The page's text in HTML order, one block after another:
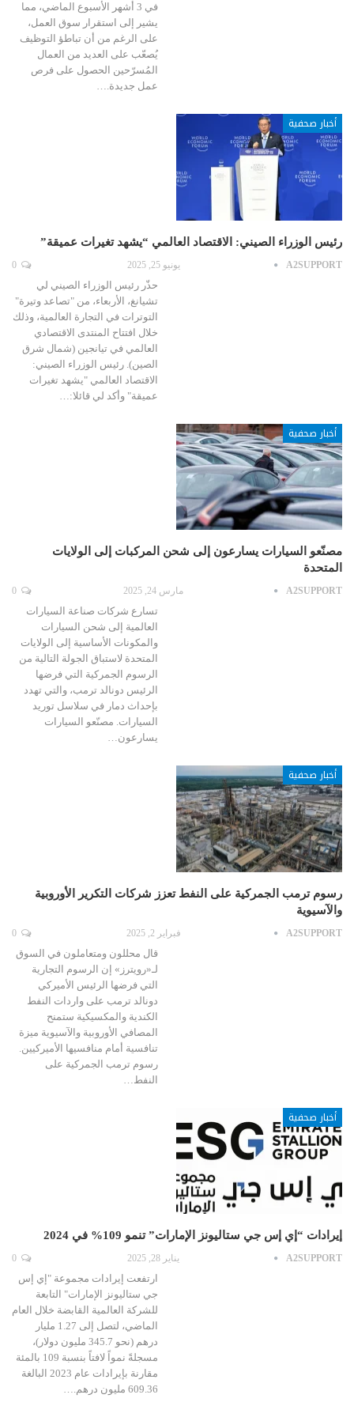
في 3 أشهر الأسبوع الماضي، مما
يشير إلى استقرار سوق العمل،
على الرغم من أن تباطؤ التوظيف
يُصعّب على العديد من العمال
المُسرّحين الحصول على فرص
عمل جديدة.…
أخبار صحفية
رئيس الوزراء الصيني: الاقتصاد العالمي “يشهد تغيرات عميقة”
A2SUPPORT يونيو 25, 2025
حذّر رئيس الوزراء الصيني لي
تشيانغ، الأربعاء، من "تصاعد وتيرة"
التوترات في التجارة العالمية، وذلك
خلال افتتاح المنتدى الاقتصادي
العالمي في تيانجين (شمال شرق
الصين). رئيس الوزراء الصيني:
الاقتصاد العالمي "يشهد تغيرات
عميقة" وأكد لي قائلا:…
أخبار صحفية
مصنّعو السيارات يسارعون إلى شحن المركبات إلى الولايات
المتحدة
A2SUPPORT مارس 24, 2025
تسارع شركات صناعة السيارات
العالمية إلى شحن السيارات
والمكونات الأساسية إلى الولايات
المتحدة لاستباق الجولة التالية من
الرسوم الجمركية التي فرضها
الرئيس دونالد ترمب، والتي تهدد
بإحداث دمار في سلاسل توريد
السيارات. مصنّعو السيارات
يسارعون…
أخبار صحفية
رسوم ترمب الجمركية على النفط تعزز شركات التكرير الأوروبية
والآسيوية
A2SUPPORT فبراير 2, 2025
قال محللون ومتعاملون في السوق
لـ«رويترز» إن الرسوم التجارية
التي فرضها الرئيس الأميركي
دونالد ترمب على واردات النفط
الكندية والمكسيكية ستمنح
المصافي الأوروبية والآسيوية ميزة
تنافسية أمام منافسيها الأميركيين.
رسوم ترمب الجمركية على
النفط…
أخبار صحفية
إيرادات “إي إس جي ستاليونز الإمارات” تنمو 109% في 2024
A2SUPPORT يناير 28, 2025
ارتفعت إيرادات مجموعة "إي إس
جي ستاليونز الإمارات" التابعة
للشركة العالمية القابضة خلال العام
الماضي، لتصل إلى 1.27 مليار
درهم (نحو 345.7 مليون دولار)،
مسجلةً نمواً لافتاً بنسبة 109 بالمئة
مقارنة بإيرادات عام 2023 البالغة
609.36 مليون درهم.…